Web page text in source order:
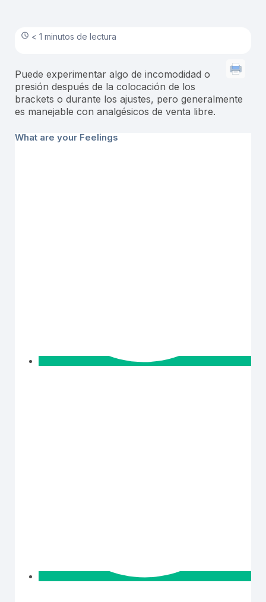
< 1 minutos de lectura
Puede experimentar algo de incomodidad o
presión después de la colocación de los
brackets o durante los ajustes, pero generalmente
es manejable con analgésicos de venta libre.
What are your Feelings